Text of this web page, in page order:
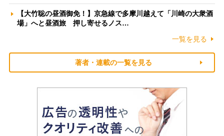
【大竹聡の昼酒御免！】京急線で多摩川越えて「川崎の大衆酒
場」へと昼酒旅 押し寄せるノス…
一覧を見る
著者・連載の一覧を見る